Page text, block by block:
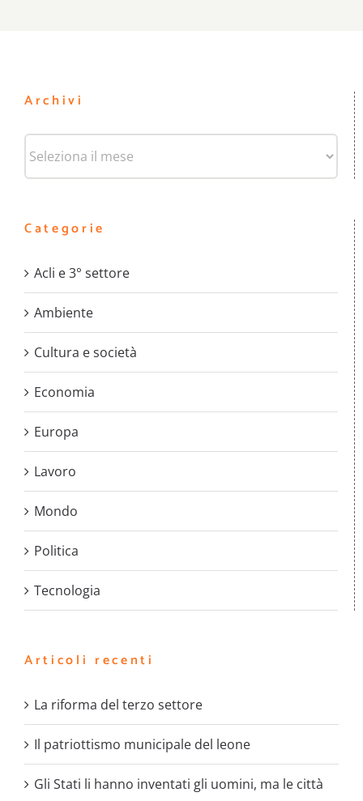
Archivi
Categorie
Acli e 3° settore
Ambiente
Cultura e società
Economia
Europa
Lavoro
Mondo
Politica
Tecnologia
Articoli recenti
La riforma del terzo settore
Il patriottismo municipale del leone
Gli Stati li hanno inventati gli uomini, ma le città